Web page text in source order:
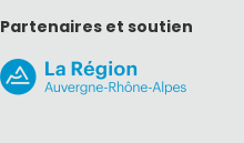
Partenaires et soutien